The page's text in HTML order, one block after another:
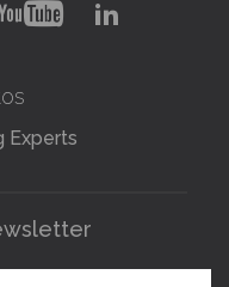
Experts